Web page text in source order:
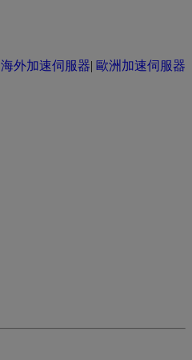
海外加速伺服器| 歐洲加速伺服器